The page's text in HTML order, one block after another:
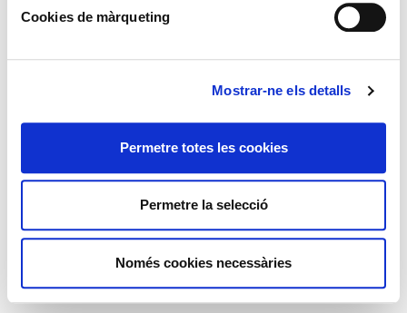
Cookies de màrqueting
Mostrar-ne els detalls
Permetre totes les cookies
Permetre la selecció
Només cookies necessàries